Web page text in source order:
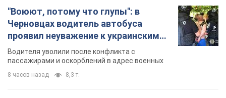
"Воюют, потому что глупы": в
Черновцах водитель автобуса
проявил неуважение к украинским
военным и поплатился за это.
Видео
Водителя уволили после конфликта с
пассажирами и оскорблений в адрес военных
8 часов назад 8,3 т.